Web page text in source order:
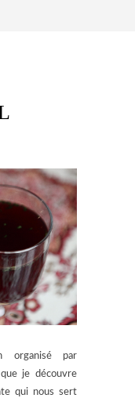
organisé par
je découvre
qui nous sert